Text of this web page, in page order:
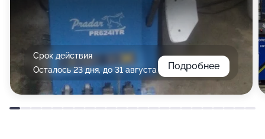
Срок действия
Осталось 23 дня, до 31 августа
Подробнее